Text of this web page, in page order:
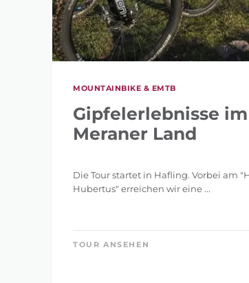
MOUNTAINBIKE & EMTB
Gipfelerlebnisse im
Meraner Land
Die Tour startet in Hafling. Vorbei am
Hubertus" erreichen wir eine ...
TOUR ANSEHEN